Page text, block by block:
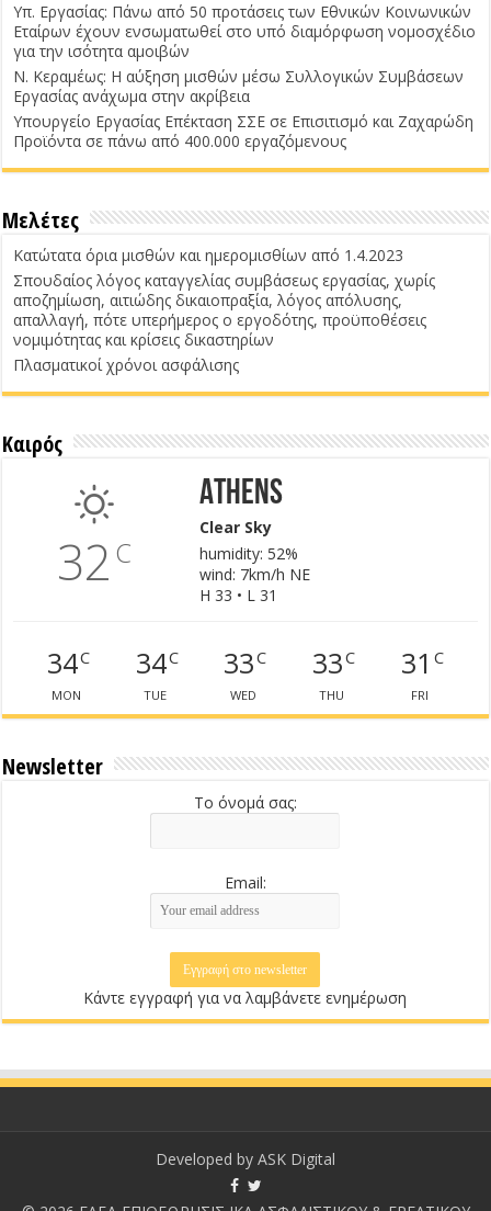
Υπ. Εργασίας: Πάνω από 50 προτάσεις των Εθνικών Κοινωνικών
Εταίρων έχουν ενσωματωθεί στο υπό διαμόρφωση νομοσχέδιο
για την ισότητα αμοιβών
Ν. Κεραμέως: Η αύξηση μισθών μέσω Συλλογικών Συμβάσεων
Εργασίας ανάχωμα στην ακρίβεια
Υπουργείο Εργασίας Επέκταση ΣΣΕ σε Επισιτισμό και Ζαχαρώδη
Προϊόντα σε πάνω από 400.000 εργαζόμενους
Μελέτες
Κατώτατα όρια μισθών και ημερομισθίων από 1.4.2023
Σπουδαίος λόγος καταγγελίας συμβάσεως εργασίας, χωρίς
αποζημίωση, αιτιώδης δικαιοπραξία, λόγος απόλυσης,
απαλλαγή, πότε υπερήμερος ο εργοδότης, προϋποθέσεις
νομιμότητας και κρίσεις δικαστηρίων
Πλασματικοί χρόνοι ασφάλισης
Καιρός
32 C
Athens
Clear Sky
humidity: 52%
wind: 7km/h NE
H 33 • L 31
34C
MON
34C
TUE
33C
WED
33C
THU
31 C
FRI
Newsletter
Το όνομά σας:
Email:
Κάντε εγγραφή για να λαμβάνετε ενημέρωση
Developed by ASK Digital